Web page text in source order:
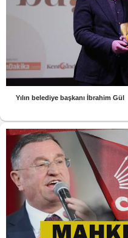
Yılın belediye başkanı İbrahim Gül